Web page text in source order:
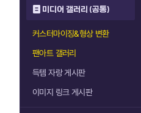
미디어 갤러리 (공통)
커스터마이징&형상 변환
팬아트 갤러리
득템 자랑 게시판
이미지 링크 게시판